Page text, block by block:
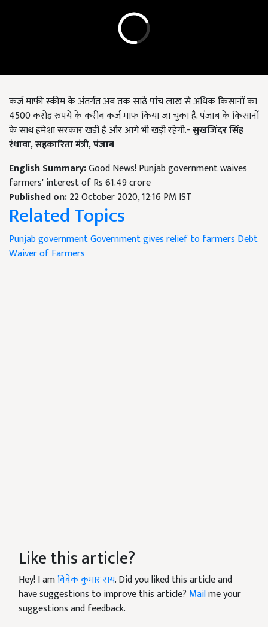
कर्ज माफी स्कीम के अंतर्गत अब तक साढ़े पांच लाख से अधिक किसानों का
4500 करोड़ रुपये के करीब कर्ज माफ किया जा चुका है. पंजाब के किसानों
के साथ हमेशा सरकार खड़ी है और आगे भी खड़ी रहेगी.-सुखजिंदर सिंह
रंधावा, सहकारिता मंत्री, पंजाब
English Summary:Good News! Punjab government waives
farmers' interest of Rs 61.49 crore
Published on:22 October 2020, 12:16 PM IST
Related Topics
Punjab governmentGovernment gives relief to farmers Debt
Waiver of Farmers
Like this article?
Hey! I amविवेक कुमार राय. Did you liked this article and
have suggestions to improve this article? Mailme your
suggestions and feedback.